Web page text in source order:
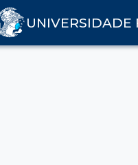
UNIVERSIDADE